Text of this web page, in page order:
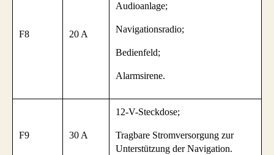
F8 20 A
Audioanlage;
Navigationsradio;
Bedienfeld;
Alarmsirene.
F9 30 A
12-V-Steckdose;
Tragbare Stromversorgung zur
Unterstützung der Navigation.